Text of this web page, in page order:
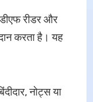
रीडर और
करता है। यह
नोट्स या